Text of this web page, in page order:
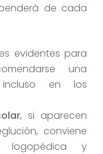
de cada
evidentes para
una
incluso en los
, si aparecen
conviene
logopédica y